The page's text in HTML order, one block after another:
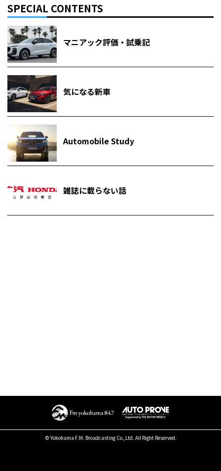
SPECIAL CONTENTS
マニアック評価・試乗記
気になる新車
Automobile Study
雑誌に載らない話
© Yokohama F.M. Broadcasting Co.,Ltd. All Right Reserved.